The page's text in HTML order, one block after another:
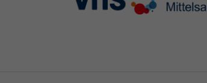
Skip to main content
Skip to page footer